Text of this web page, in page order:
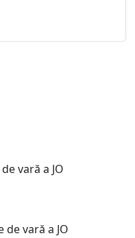
vară a JO
de vară a JO